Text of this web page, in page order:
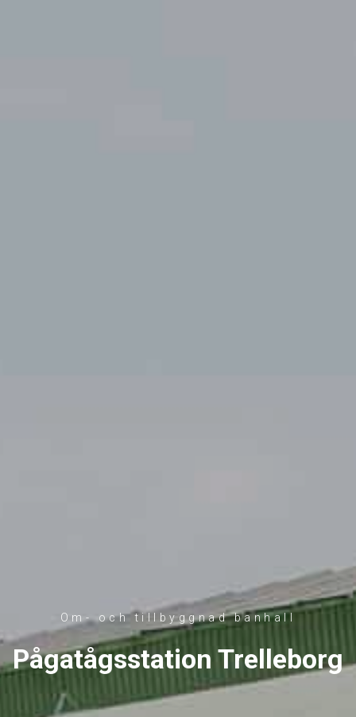
Om- och tillbyggnad banhall
Pågatågsstation Trelleborg